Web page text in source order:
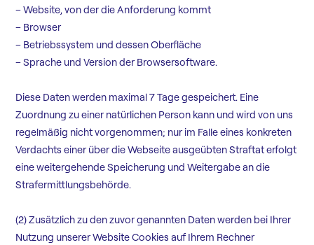
– Website, von der die Anforderung kommt
– Browser
– Betriebssystem und dessen Oberfläche
– Sprache und Version der Browsersoftware.
Diese Daten werden maximal 7 Tage gespeichert. Eine
Zuordnung zu einer natürlichen Person kann und wird von uns
regelmäßig nicht vorgenommen; nur im Falle eines konkreten
Verdachts einer über die Webseite ausgeübten Straftat erfolgt
eine weitergehende Speicherung und Weitergabe an die
Strafermittlungsbehörde.
(2) Zusätzlich zu den zuvor genannten Daten werden bei Ihrer
Nutzung unserer Website Cookies auf Ihrem Rechner